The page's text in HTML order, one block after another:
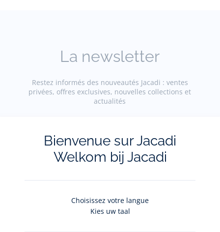
La newsletter
Restez informés des nouveautés Jacadi : ventes
privées, offres exclusives, nouvelles collections et
actualités
(exemple :
jacquesadit@gmail.com)
Pour plus d'informations sur vos données personnelles,
Bienvenue sur Jacadi
Welkom bij Jacadi
Choisissez votre langue
Kies uw taal